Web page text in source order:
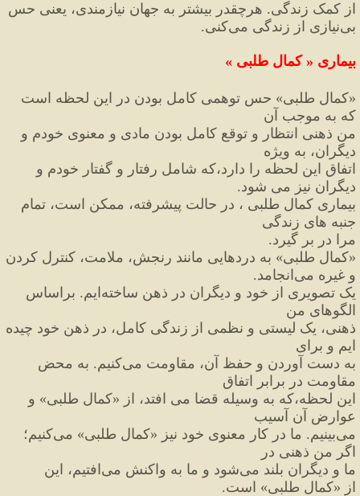
بینیازی از زندگی میکنی.
بیماری « کمال طلبی »
«کمال طلبی»
که به موجب آن
دیگران، به ویژه
دیگران نیز می شود.
جنبه های زندگی
مرا در بر گیرد.
«کمال طلبی» به دردهایی مانند رنجش، ملامت،
و غیره میانجامد.
یک تصویری از خود و دیگران در ذهن ساخته
الگوهای من
ایم و برای
به دست آوردن و حفظ آن، مقاومت می
مقاومت در برابر اتفاق
این لحظه،که به وسیله قضا می افتد، از «کمال طلبی»
عوارض آن آسیب
میبینیم. ما در کار معنوی خود نیز «کمال طلبی» می
اگر من ذهنی در
ما و دیگران بلند میشود و ما به واکنش می
از «کمال طلبی» است.